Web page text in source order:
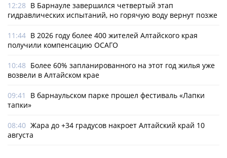
12:28 В Барнауле завершился четвертый этап
гидравлических испытаний, но горячую воду вернут позже
11:44 В 2026 году более 400 жителей Алтайского края
получили компенсацию ОСАГО
10:48 Более 60% запланированного на этот год жилья уже
возвели в Алтайском крае
09:41
В барнаульском парке прошел фестиваль «Лапки
тапки»
08:40 Жара до +34 градусов накроет Алтайский край 10
августа